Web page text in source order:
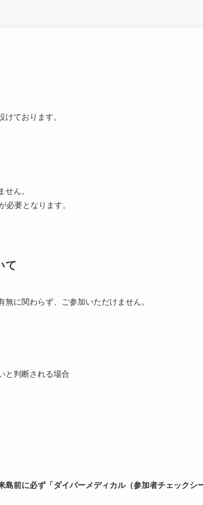
ております。
せん。
必要となります。
て
に関わらず、ご参加いただけません。
と判断される場合
島前に必ず「ダイバーメディカル（参加者チェックシ